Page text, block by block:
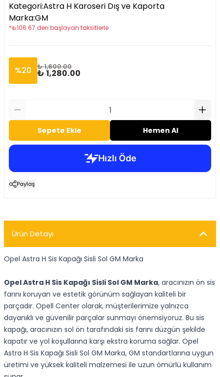
Kategori:Astra H Karoseri Dış ve Kaporta
Marka:GM
*₺106.67 den başlayan taksitlerle
%20 ₺ 1,600.00
₺ 1,280.00
Sepete Ekle Hemen Al
Paylaş
Ürün Detayı
Opel Astra H Sis Kapağı Sisli Sol GM Marka
Opel Astra H Sis Kapağı Sisli Sol GM Marka, aracınızın ön sis
farını koruyan ve estetik görünüm sağlayan kaliteli bir
parçadır. Opell Center olarak, müşterilerimize yalnızca
dayanıklı ve güvenilir parçalar sunmayı önemsiyoruz. Bu sis
kapağı, aracınızın sol ön tarafındaki sis farını düzgün şekilde
kapatır ve yol koşullarına karşı ekstra koruma sağlar. Opel
Astra H Sis Kapağı Sisli Sol GM Marka, GM standartlarına uygun
üretimi ve yüksek kaliteli malzemesi ile uzun ömürlü kullanım